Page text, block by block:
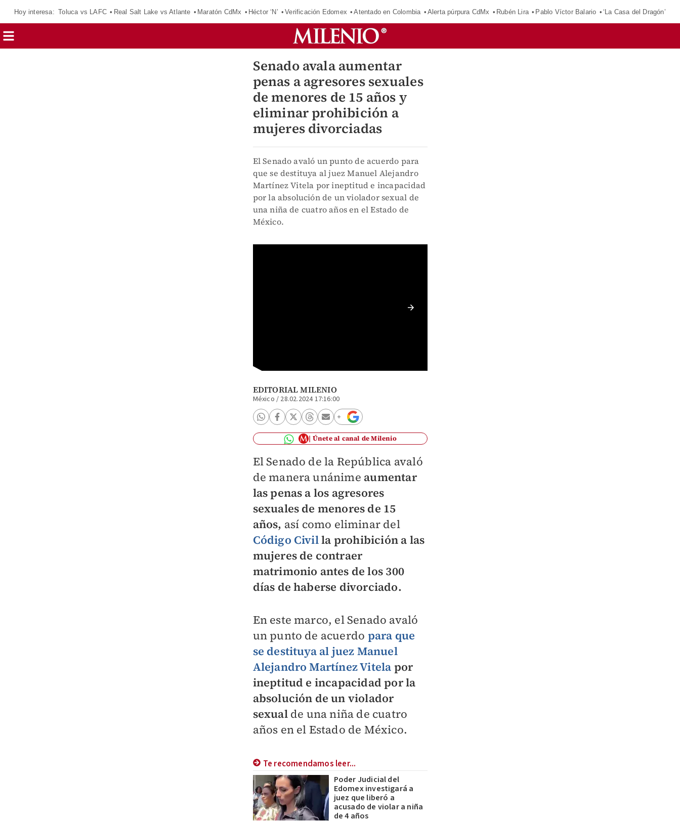
Hoy interesa: Toluca vs LAFC Real Salt Lake vs Atlante Maratón CdMx Héctor ‘N’ Verificación Edomex Atentado en Colombia Alerta púrpura CdMx Rubén Lira Pablo Víctor Balario ‘La Casa del Dragón’
Senado avala aumentar
penas a agresores sexuales
de menores de 15 años y
eliminar prohibición a
mujeres divorciadas
El Senado avaló un punto de acuerdo para
que se destituya al juez Manuel Alejandro
Martínez Vitela por ineptitud e incapacidad
por la absolución de un violador sexual de
una niña de cuatro años en el Estado de
México.
EDITORIAL MILENIO
México / 28.02.2024 17:16:00
Únete al canal de Milenio
El Senado de la República avaló
de manera unánime aumentar
las penas a los agresores
sexuales de menores de 15
años, así como eliminar del
Código Civilla prohibición a las
mujeres de contraer
matrimonio antes de los 300
días de haberse divorciado.
En este marco, el Senado avaló
un punto de acuerdo para que
se destituya al juez Manuel
Alejandro Martínez Vitela por
ineptitud e incapacidad por la
absolución de un violador
sexual de una niña de cuatro
años en el Estado de México.
Te recomendamos leer...
Poder Judicial del
Edomex investigará a
juez que liberó a
acusado de violar a niña
de 4 años